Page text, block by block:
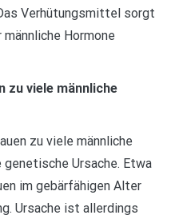
Verhütungsmittel sorgt
Hormone
zu viele männliche
zu viele männliche
genetische Ursache. Etwa
im gebärfähigen Alter
Ursache ist allerdings